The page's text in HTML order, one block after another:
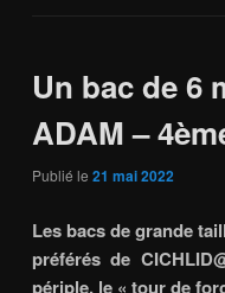
Un bac de 6
ADAM –
Publié le 21 mai 2022
Les bacs de grande
préférés de
périple, le « tour de